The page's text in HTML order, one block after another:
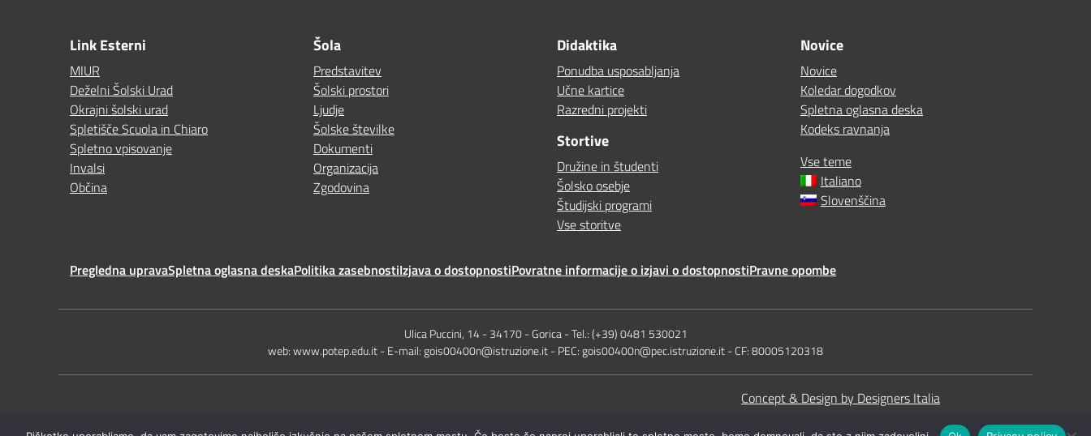
Link Esterni
MIUR
Deželni Šolski Urad
Okrajni šolski urad
Spletišče Scuola in Chiaro
Spletno vpisovanje
Invalsi
Občina
Šola
Predstavitev
Šolski prostori
Ljudje
Šolske številke
Dokumenti
Organizacija
Zgodovina
Didaktika
Ponudba usposabljanja
Učne kartice
Razredni projekti
Stortive
Družine in študenti
Šolsko osebje
Študijski programi
Vse storitve
Novice
Novice
Koledar dogodkov
Spletna oglasna deska
Kodeks ravnanja
Vse teme
Italiano
Slovenščina
Pregledna upravaSpletna oglasna deskaPolitika zasebnostiIzjava o dostopnostiPovratne informacije o izjavi o dostopnostiPravne opombe
Ulica Puccini, 14 - 34170 - Gorica - Tel.: (+39) 0481 530021
web: www.potep.edu.it - E-mail: gois00400n@istruzione.it - PEC: gois00400n@pec.istruzione.it - CF: 80005120318
Concept & Design by Designers Italia